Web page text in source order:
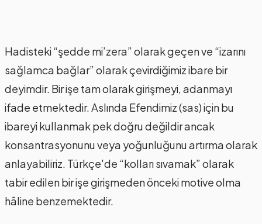
Hadisteki “şedde mi’zera” olarak geçen ve “izarını
sağlamca bağlar” olarak çevirdiğimiz ibare bir
deyimdir. Bir işe tam olarak girişmeyi, adanmayı
ifade etmektedir. Aslında Efendimiz (sas) için bu
ibareyi kullanmak pek doğru değildir ancak
konsantrasyonunu veya yoğunluğunu artırma olarak
anlayabiliriz. Türkçe'de “kolları sıvamak” olarak
tabir edilen bir işe girişmeden önceki motive olma
hâline benzemektedir.